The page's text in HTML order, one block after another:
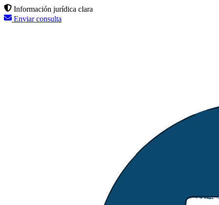
Información jurídica clara
Enviar consulta